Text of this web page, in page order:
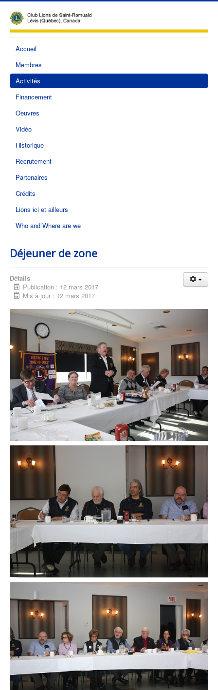
Accueil
Membres
Activités
Financement
Oeuvres
Vidéo
Historique
Recrutement
Partenaires
Crédits
Lions ici et ailleurs
Who and Where are we
Déjeuner de zone
Détails
Publication : 12 mars 2017
Mis à jour : 12 mars 2017